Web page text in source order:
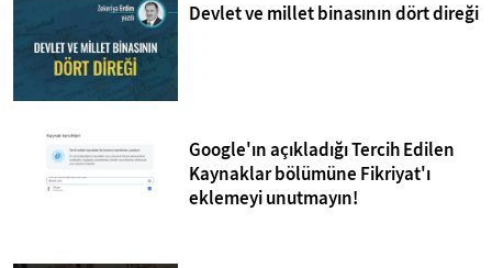
Devlet ve millet binasının dört direği
Google'ın açıkladığı Tercih Edilen
Kaynaklar bölümüne Fikriyat'ı
eklemeyi unutmayın!